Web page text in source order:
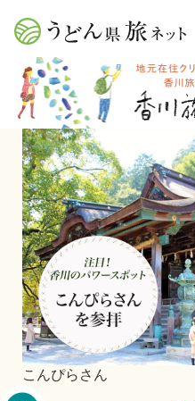
こんぴらさん